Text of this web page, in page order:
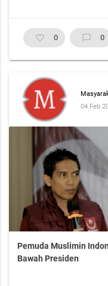
favorite_border 0 chat_bubble_outline 0
04 Feb
Pemuda Muslimin
Bawah Presiden